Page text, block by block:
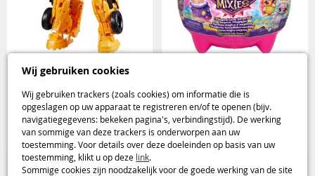
Wij gebruiken cookies
Wij gebruiken trackers (zoals cookies) om informatie die is
opgeslagen op uw apparaat te registreren en/of te openen (bijv.
navigatiegegevens: bekeken pagina's, verbindingstijd). De werking
van sommige van deze trackers is onderworpen aan uw
toestemming. Voor details over deze doeleinden op basis van uw
toestemming, klikt u op deze link.
Sommige cookies zijn noodzakelijk voor de goede werking van de site
Transformers Rise Of The Beasts
Beast Mode Bumblebee figuur
Hasbro
27,95€
Speelfiguren
19,95€
Poppen